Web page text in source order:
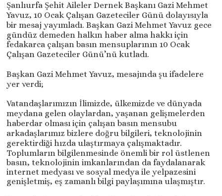
Şanlıurfa Şehit Aileler Dernek Başkanı Gazi Mehmet
Yavuz, 10 Ocak Çalışan Gazeteciler Günü dolayısıyla
bir mesaj yayımladı. Başkan Gazi Mehmet Yavuz gece
gündüz demeden halkın haber alma hakkı için
fedakarca çalışan basın mensuplarının 10 Ocak
Çalışan Gazeteciler Günü’nü kutladı.
Başkan Gazi Mehmet Yavuz, mesajında şu ifadelere
yer verdi;
Vatandaşlarımızın İlimizde, ülkemizde ve dünyada
meydana gelen olaylardan, yaşanan gelişmelerden
haberdar olması için çalışan basın mensubu
arkadaşlarımız bizlere doğru bilgileri, teknolojinin
gerektirdiği hızda ulaştırmaya çalışmaktadır.
Toplumların bilgilenmesinde önemli bir rol üstlenen
basın, teknolojinin imkanlarından da faydalanarak
internet medyası ve sosyal medya ile yelpazesini
genişletmiş, eş zamanlı bilgi paylaşımına ulaşmıştır.